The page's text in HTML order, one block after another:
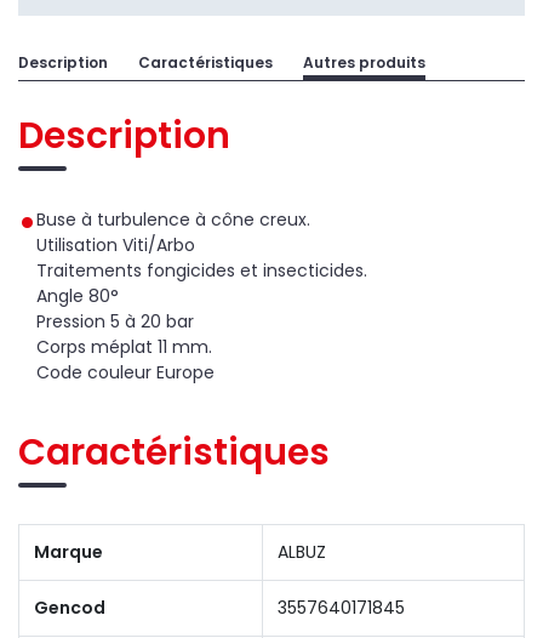
Description Caractéristiques Autres produits
Description
Buse à turbulence à cône creux.
Utilisation Viti/Arbo
Traitements fongicides et insecticides.
Angle 80°
Pression 5 à 20 bar
Corps méplat 11 mm.
Code couleur Europe
Caractéristiques
Marque ALBUZ
Gencod 3557640171845